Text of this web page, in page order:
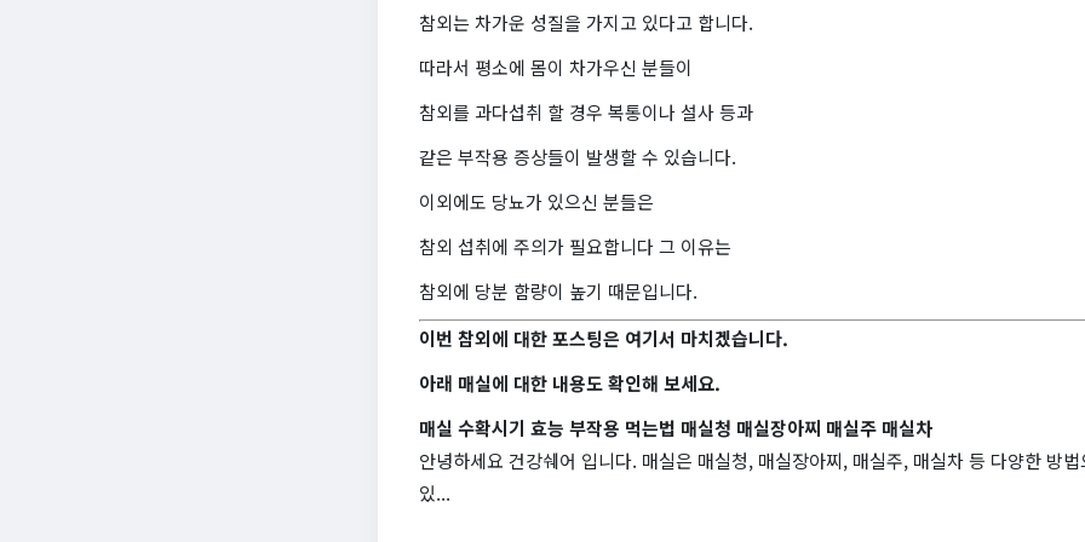
참외는 차가운 성질을 가지고 있다고 합니다.
따라서 평소에 몸이 차가우신 분들이
참외를 과다섭취 할 경우 복통이나 설사 등과
같은 부작용 증상들이 발생할 수 있습니다.
이외에도 당뇨가 있으신 분들은
참외 섭취에 주의가 필요합니다 그 이유는
참외에 당분 함량이 높기 때문입니다.
이번 참외에 대한 포스팅은 여기서 마치겠습니다.
아래 매실에 대한 내용도 확인해 보세요.
매실 수확시기 효능 부작용 먹는법 매실청 매실장아찌 매실주 매실차
안녕하세요 건강쉐어 입니다. 매실은 매실청, 매실장아찌, 매실주, 매실차 등 다양한 방
있...